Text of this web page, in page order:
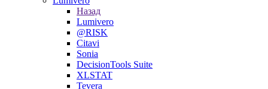
Назад
Lumivero
@RISK
Citavi
Sonia
DecisionTools Suite
XLSTAT
Tevera